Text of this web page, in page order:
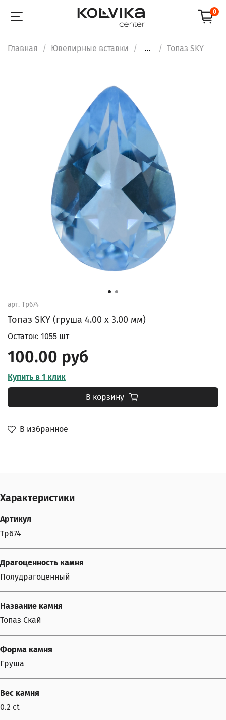
0
Главная Ювелирные вставки ... Топаз SKY
арт. Tp674
Топаз SKY (груша 4.00 х 3.00 мм)
В избранное
Остаток: 1055 шт
100.00 руб
Купить в 1 клик
В корзину
Характеристики
Артикул
Tp674
Драгоценность камня
Полудрагоценный
Название камня
Топаз Скай
Форма камня
Груша
Вес камня
0.2 ct